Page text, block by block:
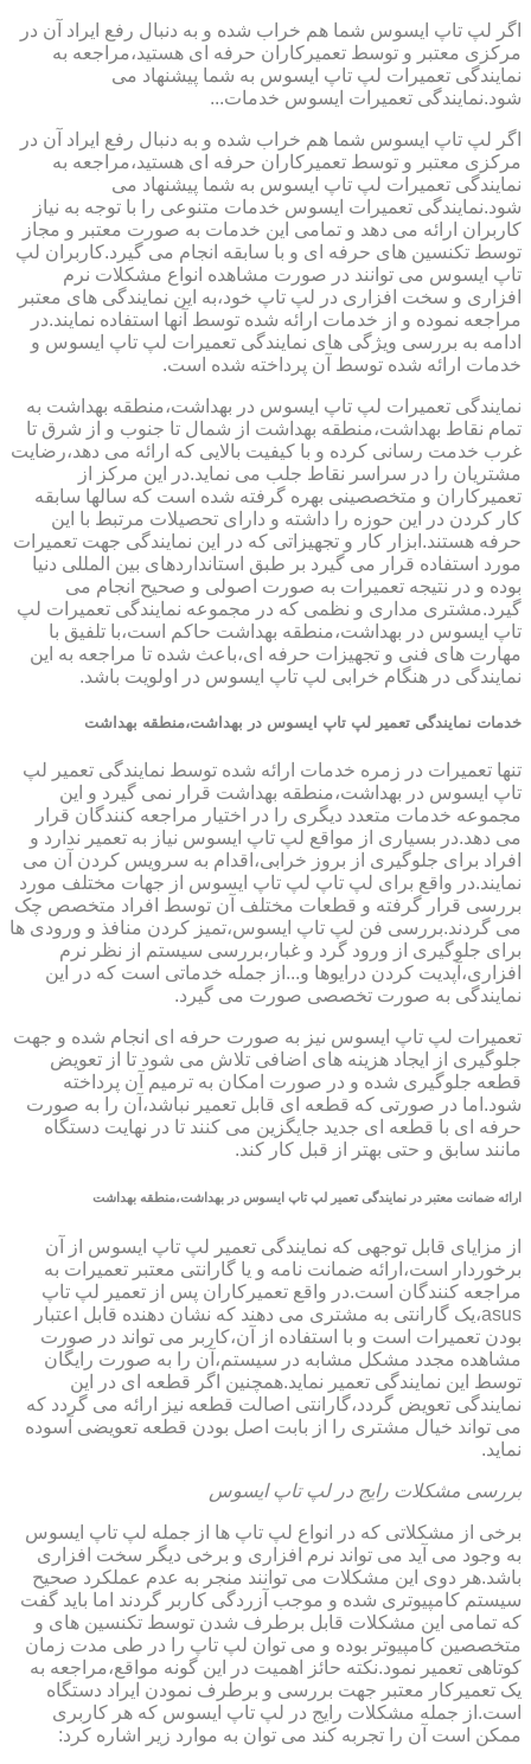
اگر لپ تاپ ایسوس شما هم خراب شده و به دنبال رفع ایراد آن در
مرکزی معتبر و توسط تعمیرکاران حرفه ای هستید،مراجعه به
نمایندگی تعمیرات لپ تاپ ایسوس به شما پیشنهاد می
شود.نمایندگی تعمیرات ایسوس خدمات...
اگر لپ تاپ ایسوس شما هم خراب شده و به دنبال رفع ایراد آن در
مرکزی معتبر و توسط تعمیرکاران حرفه ای هستید،مراجعه به
نمایندگی تعمیرات لپ تاپ ایسوس به شما پیشنهاد می
شود.نمایندگی تعمیرات ایسوس خدمات متنوعی را با توجه به نیاز
کاربران ارائه می دهد و تمامی این خدمات به صورت معتبر و مجاز
توسط تکنسین های حرفه ای و با سابقه انجام می گیرد.کاربران لپ
تاپ ایسوس می توانند در صورت مشاهده انواع مشکلات نرم
افزاری و سخت افزاری در لپ تاپ خود،به این نمایندگی های معتبر
مراجعه نموده و از خدمات ارائه شده توسط آنها استفاده نمایند.در
ادامه به بررسی ویژگی های نمایندگی تعمیرات لپ تاپ ایسوس و
خدمات ارائه شده توسط آن پرداخته شده است.
نمایندگی تعمیرات لپ تاپ ایسوس در بهداشت،منطقه بهداشت به
تمام نقاط بهداشت،منطقه بهداشت از شمال تا جنوب و از شرق تا
غرب خدمت رسانی کرده و با کیفیت بالایی که ارائه می دهد،رضایت
مشتریان را در سراسر نقاط جلب می نماید.در این مرکز از
تعمیرکاران و متخصصینی بهره گرفته شده است که سالها سابقه
کار کردن در این حوزه را داشته و دارای تحصیلات مرتبط با این
حرفه هستند.ابزار کار و تجهیزاتی که در این نمایندگی جهت تعمیرات
مورد استفاده قرار می گیرد بر طبق استانداردهای بین المللی دنیا
بوده و در نتیجه تعمیرات به صورت اصولی و صحیح انجام می
گیرد.مشتری مداری و نظمی که در مجموعه نمایندگی تعمیرات لپ
تاپ ایسوس در بهداشت،منطقه بهداشت حاکم است،با تلفیق با
مهارت های فنی و تجهیزات حرفه ای،باعث شده تا مراجعه به این
نمایندگی در هنگام خرابی لپ تاپ ایسوس در اولویت باشد.
خدمات نمایندگی تعمیر لپ تاپ ایسوس در بهداشت،منطقه بهداشت
تنها تعمیرات در زمره خدمات ارائه شده توسط نمایندگی تعمیر لپ
تاپ ایسوس در بهداشت،منطقه بهداشت قرار نمی گیرد و این
مجموعه خدمات متعدد دیگری را در اختیار مراجعه کنندگان قرار
می دهد.در بسیاری از مواقع لپ تاپ ایسوس نیاز به تعمیر ندارد و
افراد برای جلوگیری از بروز خرابی،اقدام به سرویس کردن آن می
نمایند.در واقع برای لپ تاپ لپ تاپ ایسوس از جهات مختلف مورد
بررسی قرار گرفته و قطعات مختلف آن توسط افراد متخصص چک
می گردند.بررسی فن لپ تاپ ایسوس،تمیز کردن منافذ و ورودی ها
برای جلوگیری از ورود گرد و غبار،بررسی سیستم از نظر نرم
افزاری،آپدیت کردن درایوها و...از جمله خدماتی است که در این
نمایندگی به صورت تخصصی صورت می گیرد.
تعمیرات لپ تاپ ایسوس نیز به صورت حرفه ای انجام شده و جهت
جلوگیری از ایجاد هزینه های اضافی تلاش می شود تا از تعویض
قطعه جلوگیری شده و در صورت امکان به ترمیم آن پرداخته
شود.اما در صورتی که قطعه ای قابل تعمیر نباشد،آن را به صورت
حرفه ای با قطعه ای جدید جایگزین می کنند تا در نهایت دستگاه
مانند سابق و حتی بهتر از قبل کار کند.
ارائه ضمانت معتبر در نمایندگی تعمیر لپ تاپ ایسوس در بهداشت،منطقه بهداشت
از مزایای قابل توجهی که نمایندگی تعمیر لپ تاپ ایسوس از آن
برخوردار است،ارائه ضمانت نامه و یا گارانتی معتبر تعمیرات به
مراجعه کنندگان است.در واقع تعمیرکاران پس از تعمیر لپ تاپ
asus،یک گارانتی به مشتری می دهند که نشان دهنده قابل اعتبار
بودن تعمیرات است و با استفاده از آن،کاربر می تواند در صورت
مشاهده مجدد مشکل مشابه در سیستم،آن را به صورت رایگان
توسط این نمایندگی تعمیر نماید.همچنین اگر قطعه ای در این
نمایندگی تعویض گردد،گارانتی اصالت قطعه نیز ارائه می گردد که
می تواند خیال مشتری را از بابت اصل بودن قطعه تعویضی آسوده
نماید.
بررسی مشکلات رایج در لپ تاپ ایسوس
برخی از مشکلاتی که در انواع لپ تاپ ها از جمله لپ تاپ ایسوس
به وجود می آید می تواند نرم افزاری و برخی دیگر سخت افزاری
باشد.هر دوی این مشکلات می توانند منجر به عدم عملکرد صحیح
سیستم کامپیوتری شده و موجب آزردگی کاربر گردند اما باید گفت
که تمامی این مشکلات قابل برطرف شدن توسط تکنسین های و
متخصصین کامپیوتر بوده و می توان لپ تاپ را در طی مدت زمان
کوتاهی تعمیر نمود.نکته حائز اهمیت در این گونه مواقع،مراجعه به
یک تعمیرکار معتبر جهت بررسی و برطرف نمودن ایراد دستگاه
است.از جمله مشکلات رایج در لپ تاپ ایسوس که هر کاربری
ممکن است آن را تجربه کند می توان به موارد زیر اشاره کرد: